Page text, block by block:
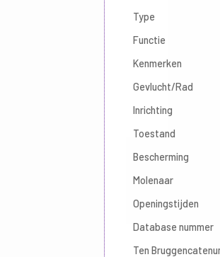
Type
Functie
Kenmerken
Gevlucht/Rad
Inrichting
Toestand
Bescherming
Molenaar
Openingstijden
Database nummer
Ten